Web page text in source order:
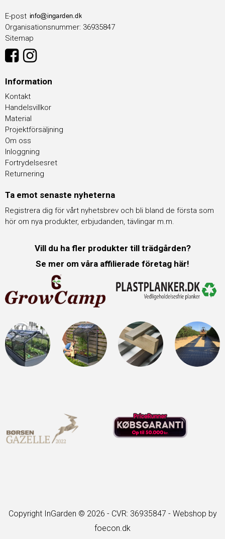
E-post
Organisationsnummer: 36935847
Sitemap
Information
Kontakt
Handelsvillkor
Material
Projektförsäljning
Om oss
Inloggning
Fortrydelsesret
Returnering
Ta emot senaste nyheterna
Registrera dig för vårt nyhetsbrev och bli bland de första som
hör om nya produkter, erbjudanden, tävlingar m.m.
Vill du ha fler produkter till trädgården?
Se mer om våra affilierade företag här!
Copyright InGarden © 2026 - CVR: 36935847 - Webshop by
foecon.dk